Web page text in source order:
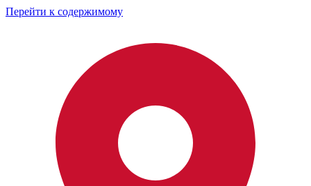
Перейти к содержимому